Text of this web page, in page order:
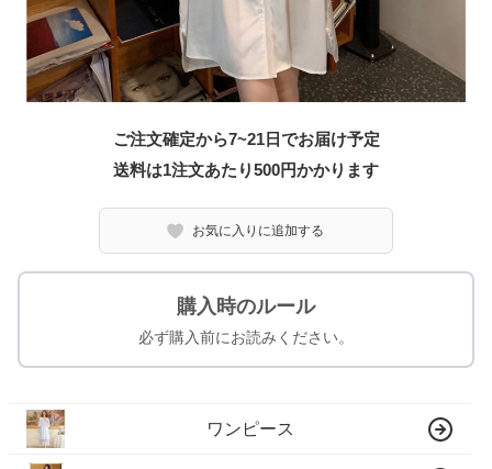
ご注文確定から7~21日でお届け予定
送料は1注文あたり500円かかります
お気に入りに追加する
購入時のルール
必ず購入前にお読みください。
ワンピース